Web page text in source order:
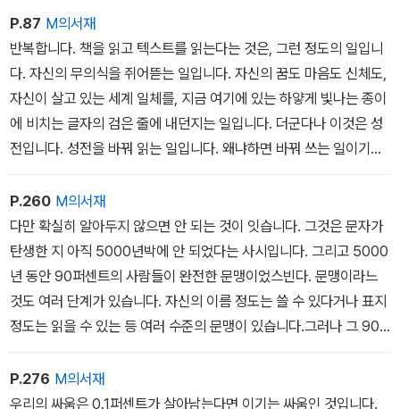
P.87 M의서재
반복합니다. 책을 읽고 텍스트를 읽는다는 것은, 그런 정도의 일입니
다. 자신의 무의식을 쥐어뜯는 일입니다. 자신의 꿈도 마음도 신체도,
자신이 살고 있는 세계 일체를, 지금 여기에 있는 하얗게 빛나는 종이
에 비치는 글자의 검은 줄에 내던지는 일입니다. 더군다나 이것은 성
전입니다. 성전을 바꿔 읽는 일입니다. 왜냐하면 바꿔 쓰는 일이기도
하기 때문입니다.
P.260 M의서재
다만 확실히 알아두지 않으면 안 되는 것이 잇습니다. 그것은 문자가
탄생한 지 아직 5000년박에 안 되었다는 사시입니다. 그리고 5000
년 동안 90퍼센트의 사람들이 완전한 문맹이었스빈다. 문맹이라느
것도 여러 단계가 있습니다. 자신의 이름 정도는 쓸 수 있다거나 표지
정도는 읽을 수 있는 등 여러 수준의 문맹이 있습니다.그러나 그 90
퍼센트는 ‘완전한‘ 문맹입니다. 사인을 할 수 없으니 x표를 해두는 사
니의 이름도 쓸 수 없는 완전한 문맹입니다
P.276 M의서재
우리의 싸움은 0.1퍼센트가 살아남는다면 이기는 싸움인 것입니다.